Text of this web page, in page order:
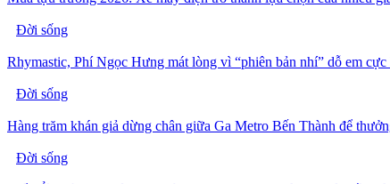
Đời sống
Rhymastic, Phí Ngọc Hưng mát lòng vì “phiên bản nhí” dỗ em cực
Đời sống
Hàng trăm khán giả dừng chân giữa Ga Metro Bến Thành để
Đời sống